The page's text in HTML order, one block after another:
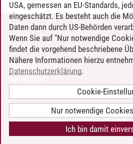
KONTAKT
LEUPHANA ALS ARBEITGEBER
INTRANET
BARRIEREFREIHEIT
COOKIE-EINSTELLUNGEN
USA, gemessen an EU-Standards,
eingeschätzt. Es besteht auch die
Daten dann durch US-Behörden
Wenn Sie auf "Nur notwendige
findet die vorgehend beschriebene
Nähere Informationen hierzu
Datenschutzerklärung.
Cookie-
Nur notwendige
Ich bin damit